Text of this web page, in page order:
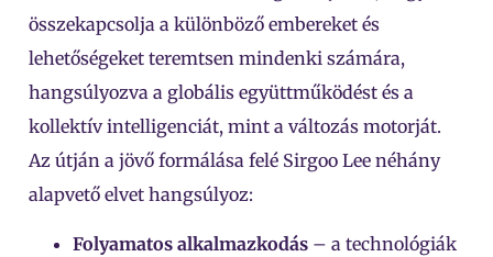
összekapcsolja a különböző embereket és
lehetőségeket teremtsen mindenki számára,
hangsúlyozva a globális együttműködést és a
kollektív intelligenciát, mint a változás motorját.
Az útján a jövő formálása felé Sirgoo Lee néhány
alapvető elvet hangsúlyoz:
Folyamatos alkalmazkodás – a technológiák